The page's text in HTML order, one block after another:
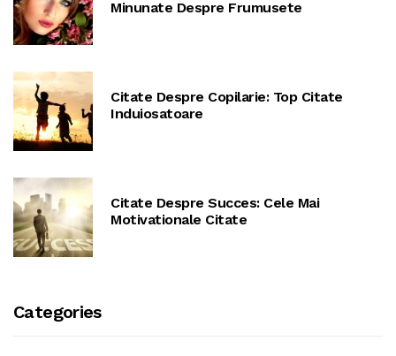
Minunate Despre Frumusete
Citate Despre Copilarie: Top Citate
Induiosatoare
Citate Despre Succes: Cele Mai
Motivationale Citate
Categories